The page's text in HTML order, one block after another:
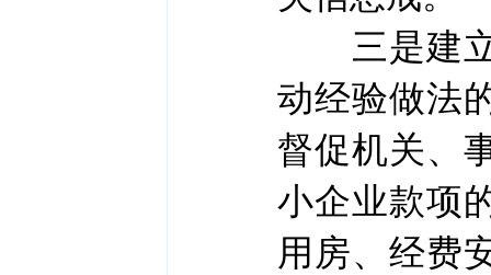
三是建立
动经验做法
督促机关、
小企业款项
用房、经费